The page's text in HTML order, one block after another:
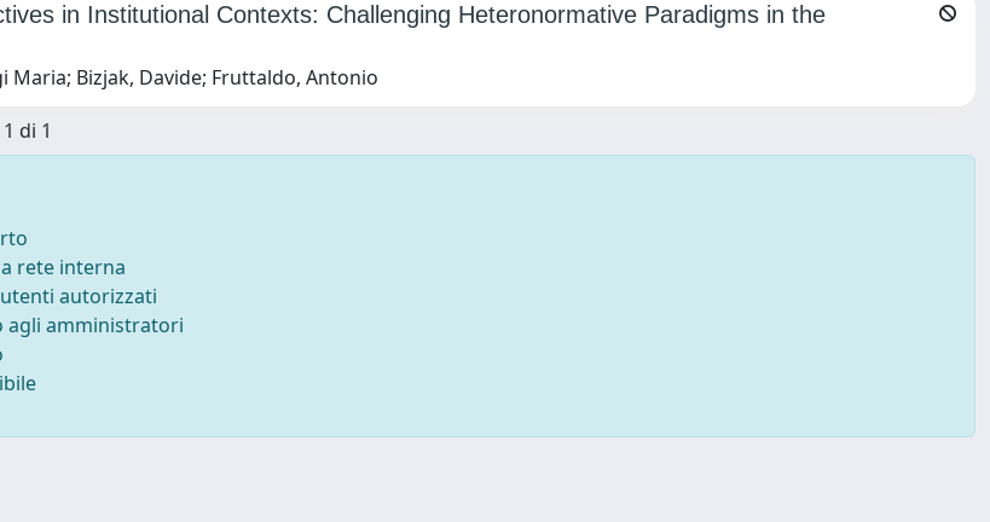
in Institutional Contexts: Challenging Heteronormative Paradigms in the
Maria; Bizjak, Davide; Fruttaldo, Antonio
di 1
rete interna
autorizzati
agli amministratori